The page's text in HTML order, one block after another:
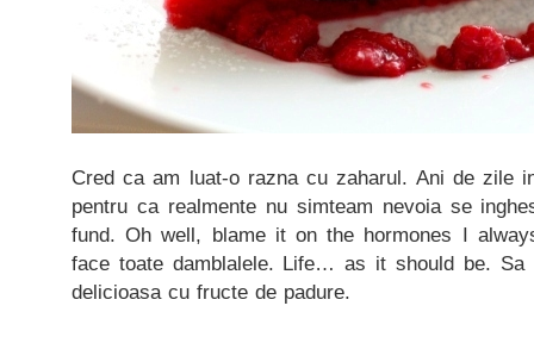
Cred ca am luat-o razna cu zaharul. Ani de zile
pentru ca realmente nu simteam nevoia se
fund. Oh well, blame it on the hormones I
face toate damblalele. Life… as it should be. Sa
delicioasa cu fructe de padure.